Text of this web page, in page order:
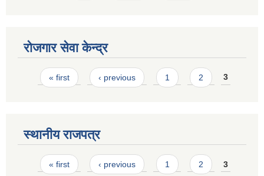
रोजगार सेवा केन्द्र
Pages
« first ‹ previous 1 2 3
स्थानीय राजपत्र
Pages
« first ‹ previous 1 2 3